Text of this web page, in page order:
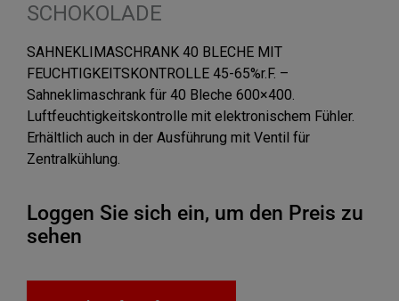
SCHOKOLADE
SAHNEKLIMASCHRANK 40 BLECHE MIT
FEUCHTIGKEITSKONTROLLE 45-65%r.F. –
Sahneklimaschrank für 40 Bleche 600×400.
Luftfeuchtigkeitskontrolle mit elektronischem Fühler.
Erhältlich auch in der Ausführung mit Ventil für
Zentralkühlung.
Loggen Sie sich ein, um den Preis zu
sehen